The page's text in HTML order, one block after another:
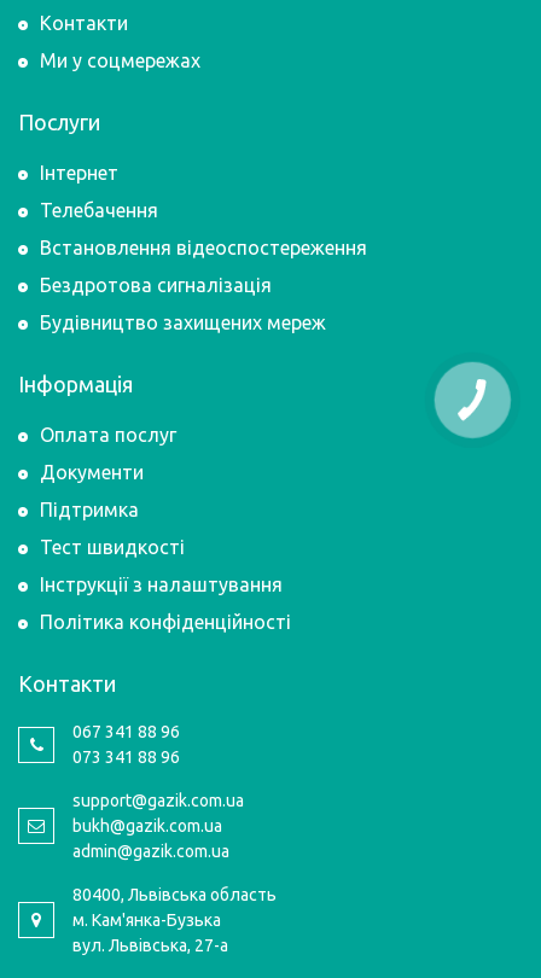
Контакти
Ми у соцмережах
Послуги
Інтернет
Телебачення
Встановлення відеоспостереження
Бездротова сигналізація
Будівництво захищених мереж
Інформація
Оплата послуг
Документи
Підтримка
Тест швидкості
Інструкції з налаштування
Політика конфіденційності
Контакти
067 341 88 96
073 341 88 96
support@gazik.com.ua
bukh@gazik.com.ua
admin@gazik.com.ua
80400, Львівська область
м. Кам'янка-Бузька
вул. Львівська, 27-а